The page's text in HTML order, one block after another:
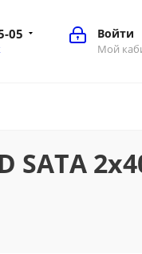
Войти
05
SATA